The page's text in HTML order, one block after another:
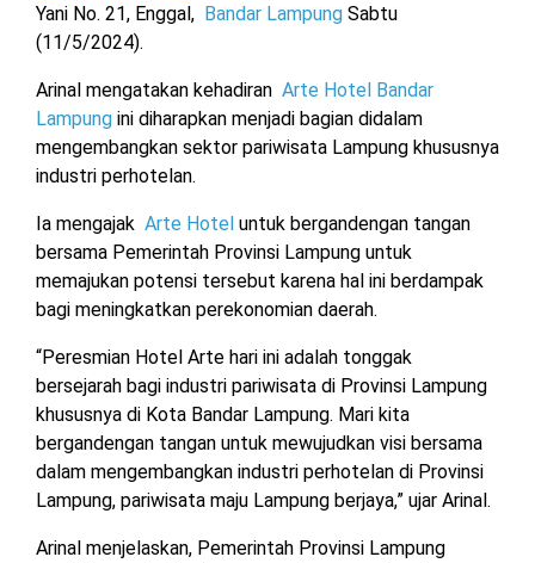
LAMPUNG
TIMUR
LAMPUNG
UTARA
MESUJI
PESISIR
BARAT
TULANG
BAWANG
TULANG
BAWANG
BARAT
WAYKANAN
DPRD
DPRD
LAMBAR
DPRD
LAMTIM
DPRD
LAMPUNG
DPRD
MESUJI
DPRD
PESISIR
Yani No. 21, Enggal, Bandar Lampung Sabtu
(11/5/2024).
Arinal mengatakan kehadiran Arte Hotel Bandar
Lampung ini diharapkan menjadi bagian didalam
mengembangkan sektor pariwisata Lampung khususnya
industri perhotelan.
Ia mengajak Arte Hotel untuk bergandengan tangan
bersama Pemerintah Provinsi Lampung untuk
memajukan potensi tersebut karena hal ini berdampak
bagi meningkatkan perekonomian daerah.
“Peresmian Hotel Arte hari ini adalah tonggak
bersejarah bagi industri pariwisata di Provinsi Lampung
khususnya di Kota Bandar Lampung. Mari kita
bergandengan tangan untuk mewujudkan visi bersama
dalam mengembangkan industri perhotelan di Provinsi
Lampung, pariwisata maju Lampung berjaya,” ujar Arinal.
Arinal menjelaskan, Pemerintah Provinsi Lampung